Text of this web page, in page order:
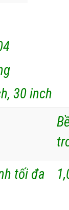
30 inch
tối đa